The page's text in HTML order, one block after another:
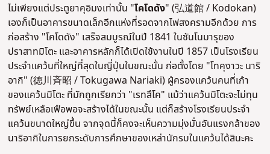
ไม่เพียงแต่ประตูยาคุอิมงเท่านั้น "โคโดดัง" (弘道館 / Kodokan)
เองก็เป็นอาคารขนาดเล็กอีกแห่งที่รอดจากไฟสงครามอีกด้วย การ
ก่อสร้าง "โคโดดัง" เสร็จสมบูรณ์ในปี 1841 ในซันโนมารุของ
ปราสาทมิโตะ และอาคารหลักก็ได้เปิดใช้งานในปี 1857 เป็นโรงเรียน
ประจำแคว้นที่ใหญ่ที่สุดในญี่ปุ่นในขณะนั้น ก่อตั้งโดย "โทคุงาวะ นาริ
อากิ" (徳川斉昭 / Tokugawa Nariaki) ผู้ครองแคว้นคนที่เก้า
ของแคว้นมิโตะ ที่มักถูกเรียกว่า "เรทสึโค" แม้ว่าแคว้นมิโตะจะไม่ทุน
ทรัพย์เหลือเฟือพอจะสร้างได้ในขณะนั้น แต่ก็สร้างโรงเรียนประจำ
แคว้นขนาดใหญ่ขึ้น จากจุดนี้ก็คงจะเห็นความมุ่งมั่นอันแรงกล้าของ
นาริอากิในการยกระดับการศึกษาของเหล่านักรบในแคว้นได้สินะคะ